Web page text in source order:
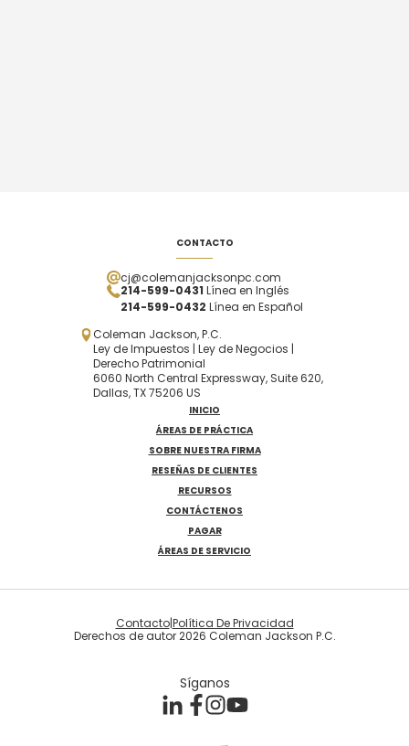
CONTACTO
cj@colemanjacksonpc.com
214-599-0431 Línea en Inglés
214-599-0432 Línea en Español
Coleman Jackson, P.C.
Ley de Impuestos | Ley de Negocios |
Derecho Patrimonial
6060 North Central Expressway, Suite 620,
Dallas, TX 75206 US
INICIO
ÁREAS DE PRÁCTICA
SOBRE NUESTRA FIRMA
RESEÑAS DE CLIENTES
RECURSOS
CONTÁCTENOS
PAGAR
ÁREAS DE SERVICIO
Derechos de autor 2026 Coleman Jackson P.C.
Contacto|Política De Privacidad
Síganos